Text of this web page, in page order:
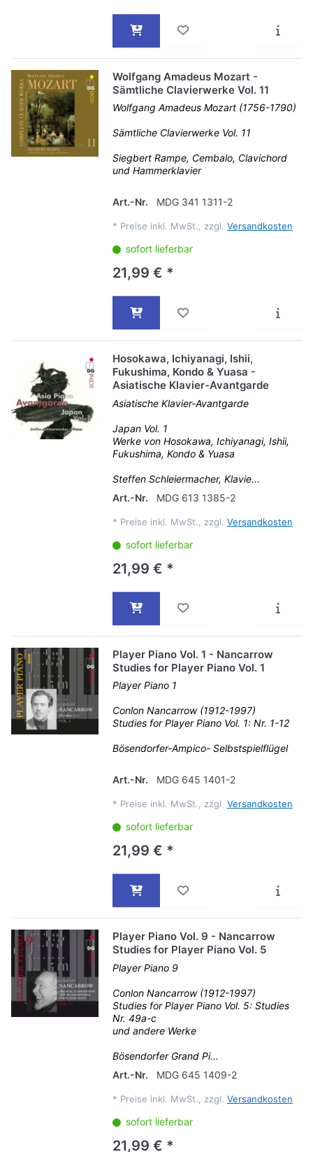
Wolfgang Amadeus Mozart -
Sämtliche Clavierwerke Vol. 11
Wolfgang Amadeus Mozart (1756-1790)
Sämtliche Clavierwerke Vol. 11
Siegbert Rampe, Cembalo, Clavichord
und Hammerklavier
Art.-Nr. MDG 341 1311-2
* Preise inkl. MwSt., zzgl. Versandkosten
sofort lieferbar
21,99 € *
Hosokawa, Ichiyanagi, Ishii,
Fukushima, Kondo & Yuasa -
Asiatische Klavier-Avantgarde
Asiatische Klavier-Avantgarde
Japan Vol. 1
Werke von Hosokawa, Ichiyanagi, Ishii,
Fukushima, Kondo & Yuasa
Steffen Schleiermacher, Klavie...
Art.-Nr.
MDG 613 1385-2
* Preise inkl. MwSt., zzgl. Versandkosten
sofort lieferbar
21,99 € *
Player Piano Vol. 1 - Nancarrow
Studies for Player Piano Vol. 1
Player Piano 1
Conlon Nancarrow (1912-1997)
Studies for Player Piano Vol. 1: Nr. 1-12
Bösendorfer-Ampico- Selbstspielflügel
Art.-Nr. MDG 645 1401-2
* Preise inkl. MwSt., zzgl. Versandkosten
sofort lieferbar
21,99 € *
Player Piano Vol. 9 - Nancarrow
Studies for Player Piano Vol. 5
Player Piano 9
Conlon Nancarrow (1912-1997)
Studies for Player Piano Vol. 5: Studies
Nr. 49a-c
und andere Werke
Bösendorfer Grand Pi...
Art.-Nr.
MDG 645 1409-2
* Preise inkl. MwSt., zzgl. Versandkosten
sofort lieferbar
21,99 € *